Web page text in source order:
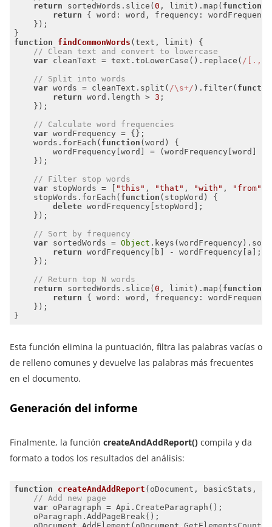
return sortedWords.slice( 0 , limit).map( function
return { word : word, frequency
function
findCommonWords ( text, limit )
// Clean text and convert to lowercase
var cleanText = text.toLowerCase().replace( /[.,\/
// Split into words
var words = cleanText.split( /\s+/ ).filter(
return word.length > 3
// Calculate word frequencies
var
words.forEach( function ( word )
wordFrequency[word] = (wordFrequency[word]
// Filter stop words
var stopWords = [ "this" , "that" , "with" , "from"
stopWords.forEach( function ( stopWord )
delete
// Sort by frequency
var sortedWords = Object
return
// Return top N words
return sortedWords.slice( 0 , limit).map( function
return { word : word, frequency
Esta función elimina la puntuación, filtra las palabras vacías o
de relleno comunes y devuelve las palabras más frecuentes
en el documento.
Generación del informe
Finalmente, la función createAndAddReport() compila y da
formato a todos los resultados del análisis:
function createAndAddReport ( oDocument, basicStats,
// Add new page
var